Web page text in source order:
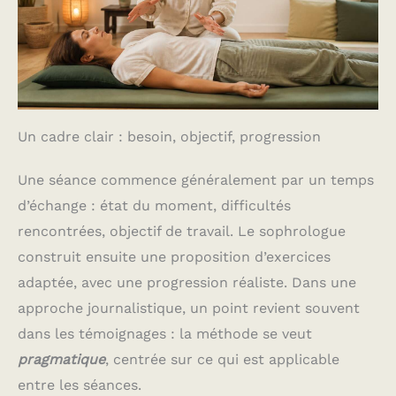
derniers réglages de
luminosité, de couleur et
de mode d'éclairage
utilisés, vous évitant ainsi
de les reconfigurer à
chaque utilisation. Un
Cadeau idéal, Une
Sans Souci : cette lampe
fêtes et les anniversaires,
pour les enfants, la
famille et les amis ! La
veilleuse sans fil est
accompagnée d'un
service client disponible
24 h/24 et d'une
vie, pour une expérience
d'achat sereine. Pour
toute question, veuillez
nous contacter par e-
Un cadre clair : besoin, objectif, progression
Une séance commence généralement par un temps
d’échange : état du moment, difficultés
rencontrées, objectif de travail. Le sophrologue
construit ensuite une proposition d’exercices
adaptée, avec une progression réaliste. Dans une
approche journalistique, un point revient souvent
dans les témoignages : la méthode se veut
pragmatique, centrée sur ce qui est applicable
entre les séances.